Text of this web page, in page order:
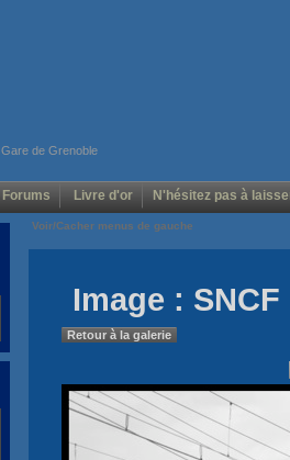
Gare de Grenoble
Forums Livre d'or N'hésitez pas à
Voir/Cacher menus de gauche
Image : SNCF
Retour à la galerie